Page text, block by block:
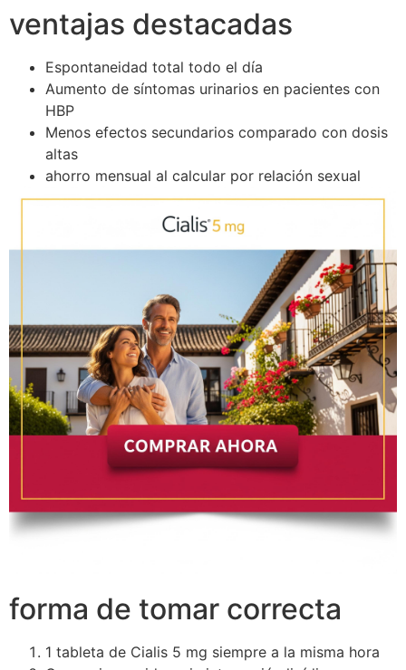
ventajas destacadas
Espontaneidad total todo el día
Aumento de síntomas urinarios en pacientes con
HBP
Menos efectos secundarios comparado con dosis
altas
ahorro mensual al calcular por relación sexual
forma de tomar correcta
1 tableta de Cialis 5 mg siempre a la misma hora